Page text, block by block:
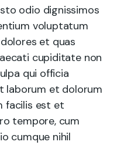
odio dignissimos
voluptatum
et quas
cupiditate non
qui officia
laborum et dolorum
facilis est et
tempore, cum
cumque nihil